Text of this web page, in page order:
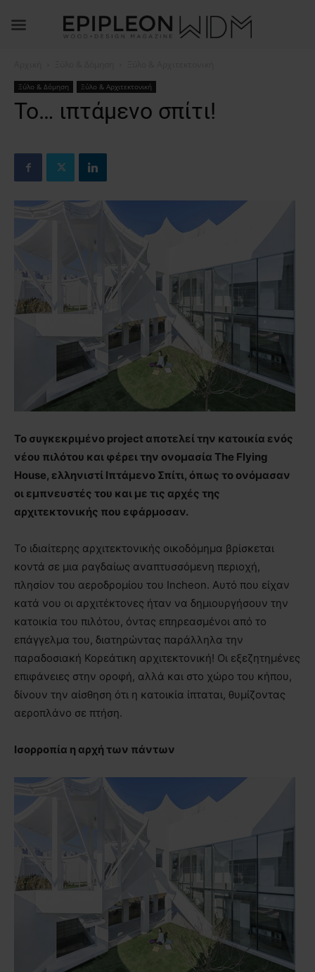
Ξύλο & Δόμηση Ξύλο & Αρχιτεκτονική
Το… ιπτάμενο σπίτι!
Το συγκεκριμένο project αποτελεί την κατοικία ενός
νέου πιλότου και φέρει την ονομασία The Flying
House, ελληνιστί Ιπτάμενο Σπίτι, όπως το ονόμασαν
οι εμπνευστές του και με τις αρχές της
αρχιτεκτονικής που εφάρμοσαν.
Το ιδιαίτερης αρχιτεκτονικής οικοδόμημα βρίσκεται
κοντά σε μια ραγδαίως αναπτυσσόμενη περιοχή,
πλησίον του αεροδρομίου του Incheon. Αυτό που είχαν
κατά νου οι αρχιτέκτονες ήταν να δημιουργήσουν την
κατοικία του πιλότου, όντας επηρεασμένοι από το
επάγγελμα του, διατηρώντας παράλληλα την
παραδοσιακή Κορεάτικη αρχιτεκτονική! Οι εξεζητημένες
επιφάνειες στην οροφή, αλλά και στο χώρο του κήπου,
δίνουν την αίσθηση ότι η κατοικία ίπταται, θυμίζοντας
αεροπλάνο σε πτήση.
Ισορροπία η αρχή των πάντων